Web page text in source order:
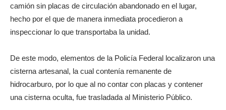
camión sin placas de circulación abandonado en el lugar,
hecho por el que de manera inmediata procedieron a
inspeccionar lo que transportaba la unidad.
De este modo, elementos de la Policía Federal localizaron una
cisterna artesanal, la cual contenía remanente de
hidrocarburo, por lo que al no contar con placas y contener
una cisterna oculta, fue trasladada al Ministerio Público.